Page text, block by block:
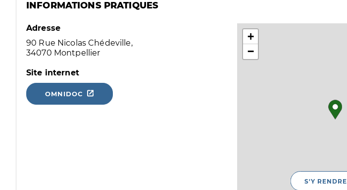
INFORMATIONS PRATIQUES
Adresse
90 Rue Nicolas Chédeville,
34070 Montpellier
Site internet
OMNIDOC
+
−
S'Y RENDRE